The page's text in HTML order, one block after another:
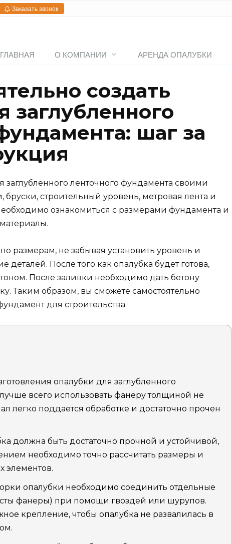
Заказать звонок
ГЛАВНАЯ О КОМПАНИИ АРЕНДА ОПАЛУБКИ
создать
заглубленного
шаг за
заглубленного ленточного фундамента своими
строительный уровень, метровая лента и
ознакомиться с размерами фундамента и
размерам, не забывая установить уровень и
После того как опалубка будет готова,
После заливки необходимо дать бетону
Таким образом, вы сможете самостоятельно
для строительства.
опалубки для заглубленного
всего использовать фанеру толщиной не
легко поддается обработке и достаточно прочен
должна быть достаточно прочной и устойчивой,
необходимо точно рассчитать размеры и
элементов.
опалубки необходимо соединить отдельные
фанеры) при помощи гвоздей или шурупов.
крепление, чтобы опалубка не развалилась в